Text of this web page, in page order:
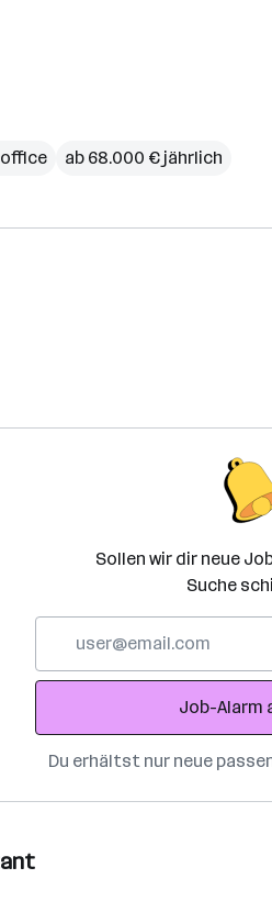
ab 68.000 € jährlich
Sollen wir dir neue
Suche
Adresse
Job-Alarm
Du erhältst nur neue